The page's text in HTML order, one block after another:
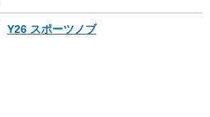
Y26 スポーツノブ